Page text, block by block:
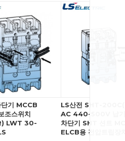
기 MCCB
조스위치
LWT 30-
LS산전 SHT-
AC 440-500V 납기
차단기 SHT 션트
ELCB용 전압트립장